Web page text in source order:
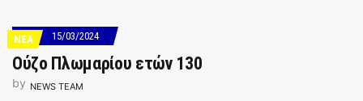
ΝΕΑ 15/03/2024
Ούζο Πλωμαρίου ετών 130
by NEWS TEAM